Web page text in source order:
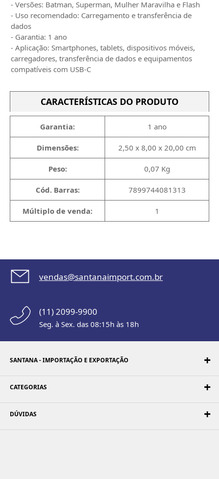
- Versões: Batman, Superman, Mulher Maravilha e Flash
- Uso recomendado: Carregamento e transferência de
dados
- Garantia: 1 ano
- Aplicação: Smartphones, tablets, dispositivos móveis,
carregadores, transferência de dados e equipamentos
compatíveis com USB-C
CARACTERÍSTICAS DO PRODUTO
Garantia: 1 ano
Dimensões: 2,50 x 8,00 x 20,00 cm
Peso: 0,07 Kg
Cód. Barras: 7899744081313
Múltiplo de venda: 1
vendas@santanaimport.com.br
(11) 2099-9900
Seg. à Sex. das 08:15h às 18h
SANTANA - IMPORTAÇÃO E EXPORTAÇÃO
CATEGORIAS
DÚVIDAS